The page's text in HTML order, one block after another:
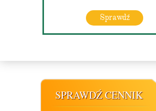
Sprawdź
SPRAWDŹ CENNIK